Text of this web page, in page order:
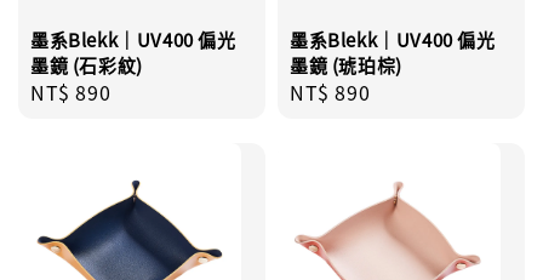
墨系Blekk｜UV400 偏光
墨鏡 (石彩紋)
Regular
NT$ 890
墨系Blekk｜UV400 偏光
墨鏡 (琥珀棕)
Regular
NT$ 890